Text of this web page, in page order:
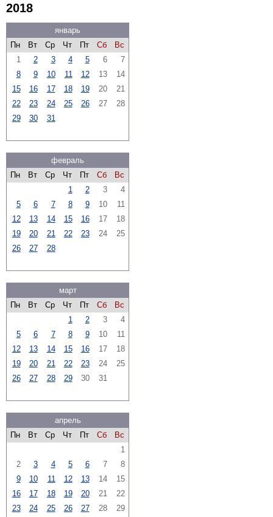
2018
январь
Пн
Вт Ср Чт Пт Сб
Вс
1
2 3 4 5 6
7
8
9 10 11 12 13
14
15
16 17 18 19 20
21
22
23 24 25 26 27
28
29
30 31
февраль
Пн
Вт Ср Чт Пт Сб
Вс
1
2 3
4
5
6 7 8 9 10
11
12
13 14 15 16 17
18
19
20 21 22 23 24
25
26
27 28
март
Пн
Вт Ср Чт Пт Сб
Вс
1
2 3
4
5
6 7 8 9 10
11
12
13 14 15 16 17
18
19
20 21 22 23 24
25
26
27 28 29 30 31
апрель
Пн
Вт Ср Чт Пт Сб
Вс
1
2
3 4 5 6 7
8
9
10 11 12 13 14
15
16
17 18 19 20 21
22
23
24 25 26 27 28
29